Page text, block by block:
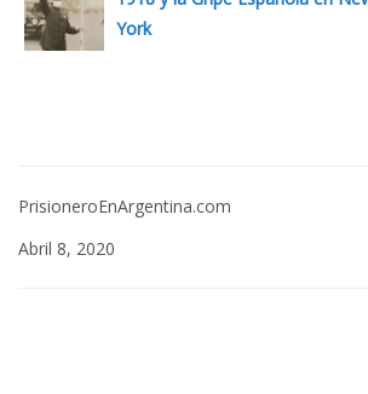
York
PrisioneroEnArgentina.com
Abril 8, 2020